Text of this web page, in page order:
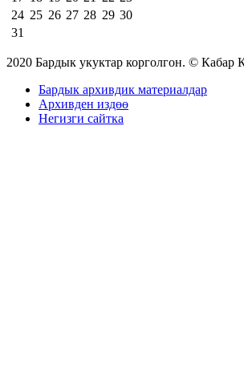
24 25 26 27 28 29 30
31
2020 Бардык укуктар корголгон. ©
Бардык архивдик материалдар
Архивден издөө
Негизги сайтка